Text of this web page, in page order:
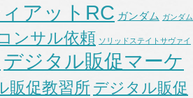
アットRC ガンダム ガンダム
ンサル依頼 ソリッドステイトサヴァイ
デジタル販促マーケ
販促教習所 デジタル販促